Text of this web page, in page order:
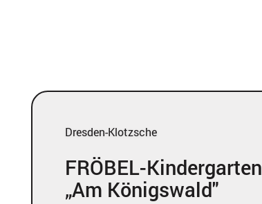
Dresden-Klotzsche
FRÖBEL-Kindergarten
„Am Königswald"